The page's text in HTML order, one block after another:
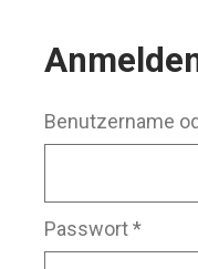
Benutzername
Passwort*